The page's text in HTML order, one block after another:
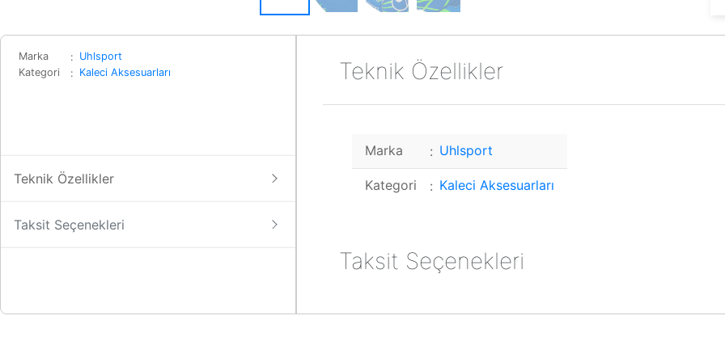
Marka
Uhlsport
Kategori
Kaleci Aksesuarları
Teknik Özellikler
Taksit Seçenekleri
Teknik Özellikler
Marka Uhlsport
Kategori Kaleci Aksesuarları
Taksit Seçenekleri